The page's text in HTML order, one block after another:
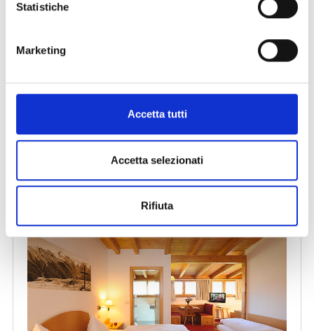
Statistiche
Marketing
Accetta tutti
Accetta selezionati
Rifiuta